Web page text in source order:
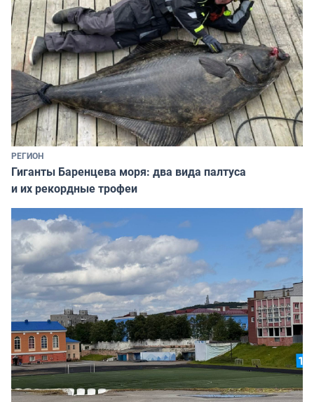
РЕГИОН
Гиганты Баренцева моря: два вида палтуса
и их рекордные трофеи